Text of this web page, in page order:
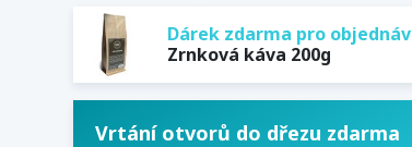
Dárek zdarma pro
Zrnková káva 200g
Vrtání otvorů do dřezu zdarma